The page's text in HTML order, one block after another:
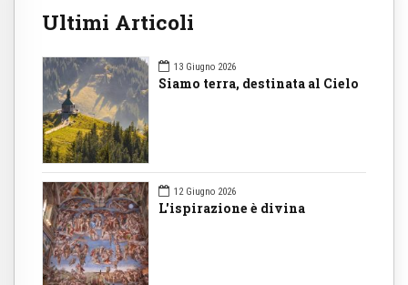
Ultimi Articoli
13 Giugno 2026
Siamo terra, destinata al Cielo
12 Giugno 2026
L'ispirazione è divina